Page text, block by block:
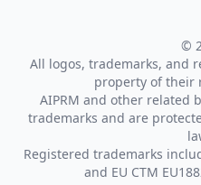
©
All logos, trademarks, and
property of their
AIPRM and other related
trademarks and are
Registered trademarks
and EU CTM